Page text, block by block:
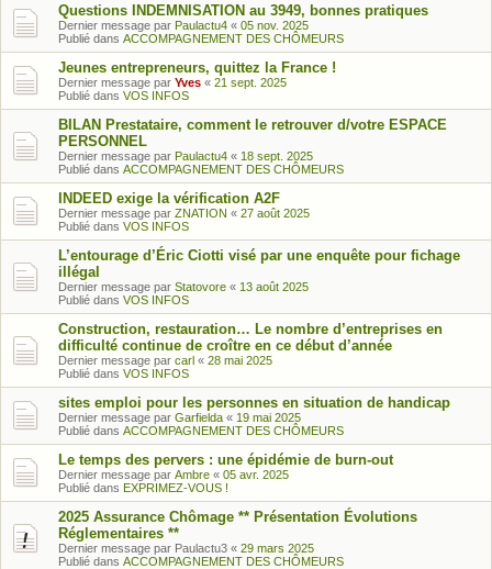
Questions INDEMNISATION au 3949, bonnes pratiques
Dernier message par Paulactu4 « 05 nov. 2025
Publié dans ACCOMPAGNEMENT DES CHÔMEURS
Jeunes entrepreneurs, quittez la France !
Dernier message par Yves « 21 sept. 2025
Publié dans VOS INFOS
BILAN Prestataire, comment le retrouver d/votre ESPACE
PERSONNEL
Dernier message par Paulactu4 « 18 sept. 2025
Publié dans ACCOMPAGNEMENT DES CHÔMEURS
INDEED exige la vérification A2F
Dernier message par ZNATION « 27 août 2025
Publié dans VOS INFOS
L’entourage d’Éric Ciotti visé par une enquête pour fichage
illégal
Dernier message par Statovore « 13 août 2025
Publié dans VOS INFOS
Construction, restauration… Le nombre d’entreprises en
difficulté continue de croître en ce début d’année
Dernier message par carl « 28 mai 2025
Publié dans VOS INFOS
sites emploi pour les personnes en situation de handicap
Dernier message par Garfielda « 19 mai 2025
Publié dans ACCOMPAGNEMENT DES CHÔMEURS
Le temps des pervers : une épidémie de burn-out
Dernier message par Ambre « 05 avr. 2025
Publié dans EXPRIMEZ-VOUS !
2025 Assurance Chômage ** Présentation Évolutions
Réglementaires **
Dernier message par Paulactu3 « 29 mars 2025
Publié dans ACCOMPAGNEMENT DES CHÔMEURS